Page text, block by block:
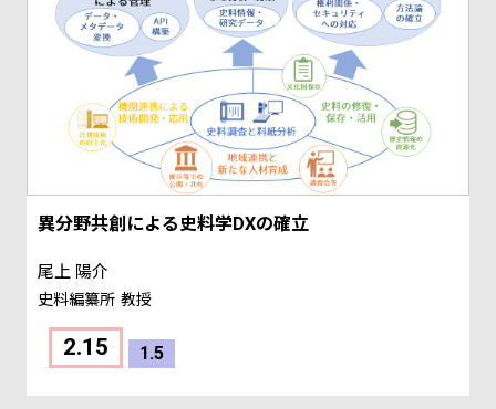
異分野共創による史料学DXの確立
尾上 陽介
史料編纂所 教授
2.15 1.5